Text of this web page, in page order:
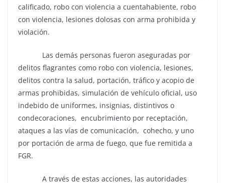
calificado, robo con violencia a cuentahabiente, robo
con violencia, lesiones dolosas con arma prohibida y
violación.
Las demás personas fueron aseguradas por
delitos flagrantes como robo con violencia, lesiones,
delitos contra la salud, portación, tráfico y acopio de
armas prohibidas, simulación de vehículo oficial, uso
indebido de uniformes, insignias, distintivos o
condecoraciones, encubrimiento por receptación,
ataques a las vías de comunicación, cohecho, y uno
por portación de arma de fuego, que fue remitida a
FGR.
A través de estas acciones, las autoridades